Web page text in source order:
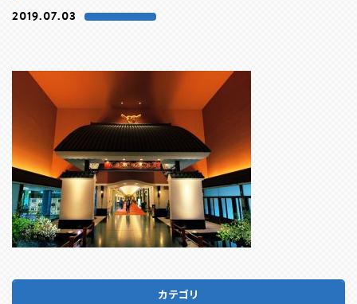
2019.07.03
カテゴリ